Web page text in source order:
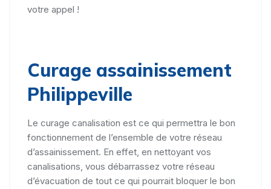
votre appel !
Curage assainissement
Philippeville
Le curage canalisation est ce qui permettra le bon
fonctionnement de l’ensemble de votre réseau
d’assainissement. En effet, en nettoyant vos
canalisations, vous débarrassez votre réseau
d’évacuation de tout ce qui pourrait bloquer le bon